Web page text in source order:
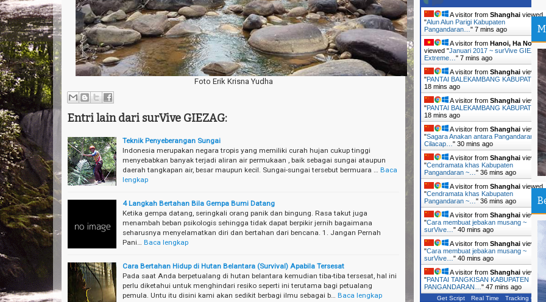
Foto Erik Krisna Yudha
Entri lain dari surVive GIEZAG:
Teknik Penyeberangan Sungai
Indonesia merupakan negara tropis yang memiliki curah hujan cukup tinggi
menyebabkan banyak terjadi aliran air permukaan , baik sebagai sungai ataupun
daerah tangkapan air, besar maupun kecil. Sungai-sungai tersebut bermuara …
Baca
lengkap
4 Langkah Bertahan Bila Gempa Bumi Datang
Ketika gempa datang, seringkali orang panik dan bingung. Rasa takut juga
menambah beban psikologis sehingga tidak dapat berpikir jernih bagaimana
seharusnya menyelamatkan diri dan bertahan dari bencana. 1. Jangan Pernah
Pani…
Baca lengkap
Cara Bertahan Hidup di Hutan Belantara (Survival) Apabila Tersesat
Pada saat Anda berpetualang di hutan belantara kemudian tiba-tiba tersesat, hal ini
perlu diketahui untuk menghindari resiko seperti ini terutama bagi petualang
pemula. Untu itu disini kami akan sedikit berbagi ilmu sebagai b…
Baca lengkap
A visitor from Shanghai viewed
"Alun Alun Parigi Kabupaten
Pangandaran… " 7 mins ago
A visitor from Hanoi, Ha Noi
viewed "Januari 2017 ~ surVive GIEZAG
Extreme… " 7 mins ago
A visitor from Shanghai viewed
"PANTAI BALEKAMBANG
18 mins ago
A visitor from Shanghai viewed
"PANTAI BALEKAMBANG
18 mins ago
A visitor from Shanghai viewed
"Sagara Anakan antara Pangandaran-
Cilacap… " 30 mins ago
A visitor from Shanghai viewed
"Cendramata khas Kabupaten
Pangandaran ~… " 36 mins ago
A visitor from Shanghai viewed
"Cendramata khas Kabupaten
Pangandaran ~… " 36 mins ago
A visitor from Shanghai viewed
"Cara membuat jebakan musang ~
surVive… " 40 mins ago
A visitor from Shanghai viewed
"Cara membuat jebakan musang ~
surVive… " 40 mins ago
A visitor from Shanghai viewed
"PANTAI TANGKISAN KABUPATEN
PANGANDARAN… " 47 mins ago
Get Script Real Time Tracking ON
--